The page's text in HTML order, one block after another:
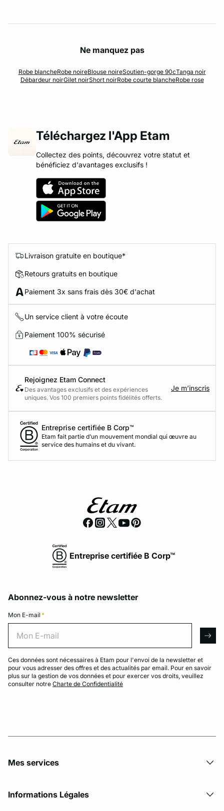
Ne manquez pas
Robe blancheRobe noireBlouse noireSoutien-gorge 90cTanga noir
Débardeur noirGilet noirShort noirRobe courte blancheRobe rose
Téléchargez l'App Etam
Collectez des points, découvrez votre statut et
bénéficiez d'avantages exclusifs !
Livraison gratuite en boutique*
Retours gratuits en boutique
Paiement 3x sans frais dès 30€ d'achat
Un service client à votre écoute
Paiement 100% sécurisé
Rejoignez Etam Connect
Des avantages exclusifs et des expériences
uniques. Vos 100 premiers points fidélités offerts.
Je m’inscris
Entreprise certifiée B Corp™
Etam fait partie d’un mouvement mondial qui œuvre au
service des humains et du vivant.
Entreprise certifiée B Corp™
Abonnez-vous à notre newsletter
Mon E-mail *
Ces données sont nécessaires à Etam pour l'envoi de la newsletter et
pour vous adresser des offres et des actualités par email. Pour en savoir
plus sur la gestion de vos données et pour exercer vos droits, veuillez
consulter notre Charte de Confidentialité
Mes services
Informations Légales